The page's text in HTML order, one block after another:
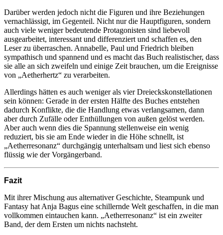
Darüber werden jedoch nicht die Figuren und ihre Beziehungen
vernachlässigt, im Gegenteil. Nicht nur die Hauptfiguren, sondern
auch viele weniger bedeutende Protagonisten sind liebevoll
ausgearbeitet, interessant und differenziert und schaffen es, den
Leser zu überraschen. Annabelle, Paul und Friedrich bleiben
sympathisch und spannend und es macht das Buch realistischer, dass
sie alle an sich zweifeln und einige Zeit brauchen, um die Ereignisse
von „Aetherhertz“ zu verarbeiten.
Allerdings hätten es auch weniger als vier Dreieckskonstellationen
sein können: Gerade in der ersten Hälfte des Buches entstehen
dadurch Konflikte, die die Handlung etwas verlangsamen, dann
aber durch Zufälle oder Enthüllungen von außen gelöst werden.
Aber auch wenn dies die Spannung stellenweise ein wenig
reduziert, bis sie am Ende wieder in die Höhe schnellt, ist
„Aetherresonanz“ durchgängig unterhaltsam und liest sich ebenso
flüssig wie der Vorgängerband.
Fazit
Mit ihrer Mischung aus alternativer Geschichte, Steampunk und
Fantasy hat Anja Bagus eine schillernde Welt geschaffen, in die man
vollkommen eintauchen kann. „Aetherresonanz“ ist ein zweiter
Band, der dem Ersten um nichts nachsteht.